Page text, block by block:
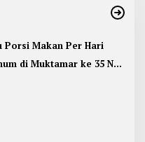
Porsi Makan Per Hari
di Muktamar ke 35 NU